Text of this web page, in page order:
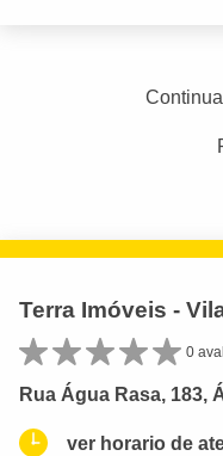
Terra Imóveis -
0 aval.
Rua Água Rasa, 183,
ver horario de